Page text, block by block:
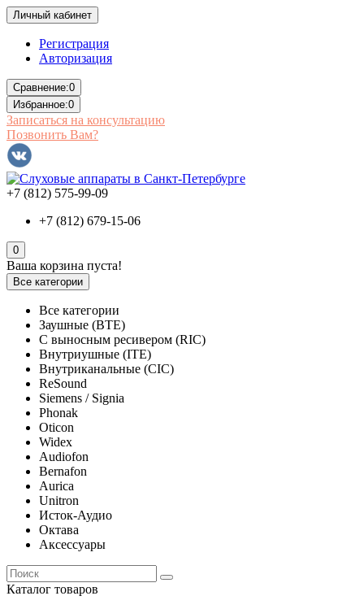
Личный кабинет
Регистрация
Авторизация
Сравнение:0
Избранное:0
Записаться на консультацию
Позвонить Вам?
+7 (812) 575-99-09
+7 (812) 679-15-06
0
Ваша корзина пуста!
Все категории
Все категории
Заушные (BTE)
С выносным ресивером (RIC)
Внутриушные (ITE)
Внутриканальные (CIC)
ReSound
Siemens / Signia
Phonak
Oticon
Widex
Audiofon
Bernafon
Aurica
Unitron
Исток-Аудио
Октава
Аксессуары
Каталог товаров